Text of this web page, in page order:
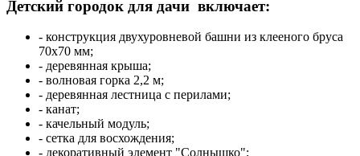
Детский городок для дачи включает:
- конструкция двухуровневой башни из клееного бруса
70х70 мм;
- деревянная крыша;
- волновая горка 2,2 м;
- деревянная лестница с перилами;
- канат;
- качельный модуль;
- сетка для восхождения;
- декоративный элемент "Солнышко";